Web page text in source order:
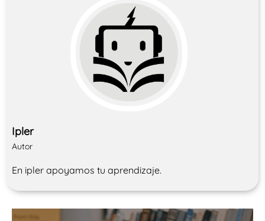
Ipler
Autor
En ipler apoyamos tu aprendizaje.